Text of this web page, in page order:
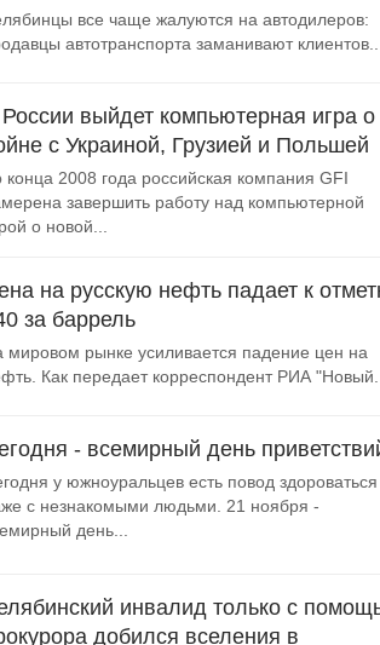
все чаще жалуются на автодилеров:
автотранспорта заманивают
выйдет компьютерная игра о
с Украиной, Грузией и Польшей
конца 2008 года российская компания GFI
завершить работу над компьютерной
о новой...
на русскую нефть падает к
за баррель
мировом рынке усиливается падение цен на
Как передает корреспондент РИА
- всемирный день
у южноуральцев есть повод здороваться
с незнакомыми людьми. 21 ноября -
день...
инвалид только с
добился вселения в